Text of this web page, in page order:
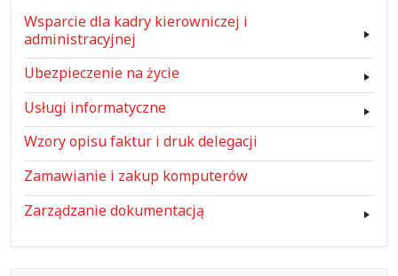
Wsparcie dla kadry kierowniczej i
administracyjnej
Ubezpieczenie na życie
Usługi informatyczne
Wzory opisu faktur i druk delegacji
Zamawianie i zakup komputerów
Zarządzanie dokumentacją